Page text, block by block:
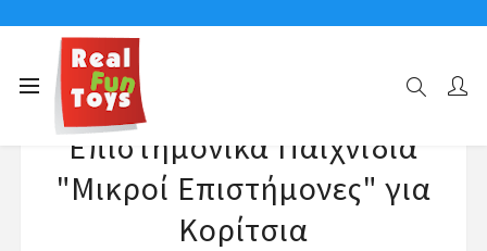
Επιστημονικά Παιχνίδια
"Μικροί Επιστήμονες" για
Κορίτσια